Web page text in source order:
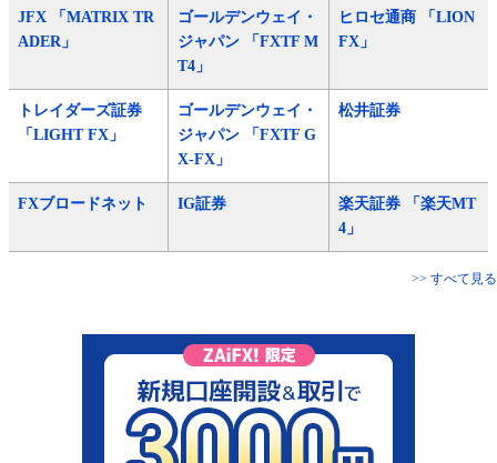
JFX 「MATRIX TR
ADER」
ゴールデンウェイ・
ジャパン 「FXTF M
T4」
ヒロセ通商 「LION
FX」
トレイダーズ証券
「LIGHT FX」
ゴールデンウェイ・
ジャパン 「FXTF G
X-FX」
松井証券
FXブロードネット IG証券
楽天証券 「楽天MT
4」
>> すべて見る